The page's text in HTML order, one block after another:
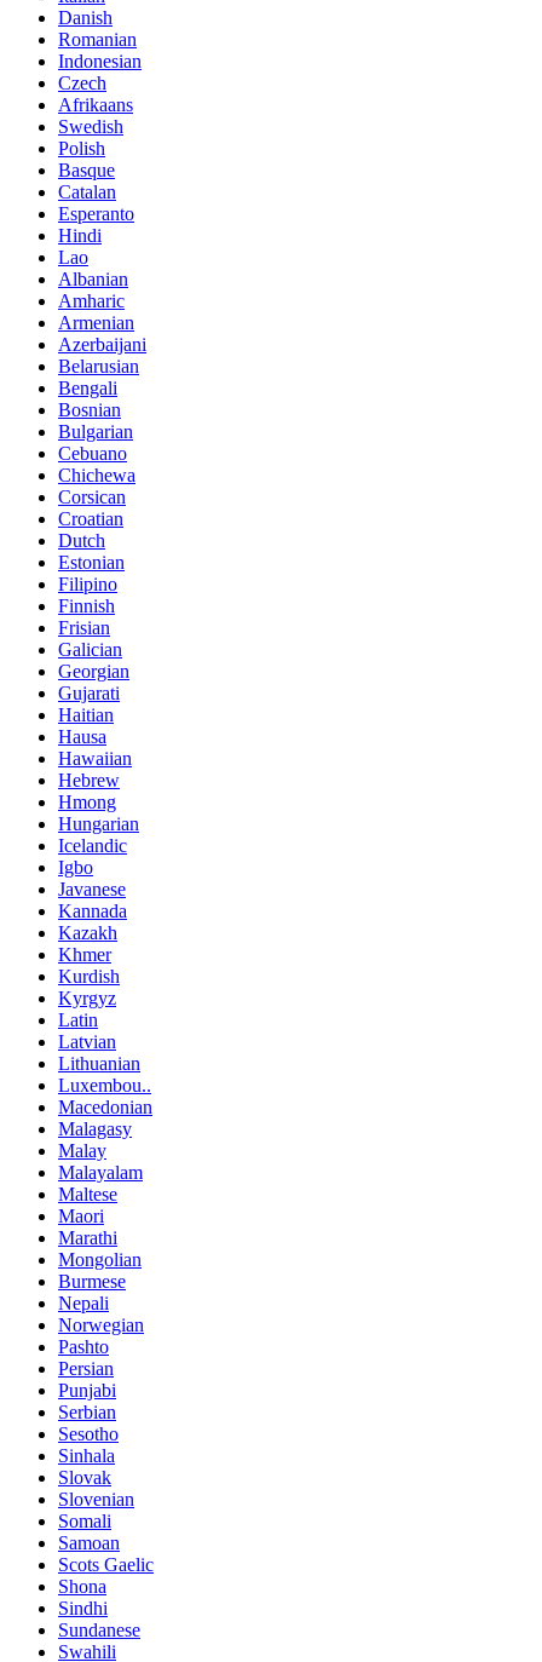
Danish
Romanian
Indonesian
Czech
Afrikaans
Swedish
Polish
Basque
Catalan
Esperanto
Hindi
Lao
Albanian
Amharic
Armenian
Azerbaijani
Belarusian
Bengali
Bosnian
Bulgarian
Cebuano
Chichewa
Corsican
Croatian
Dutch
Estonian
Filipino
Finnish
Frisian
Galician
Georgian
Gujarati
Haitian
Hausa
Hawaiian
Hebrew
Hmong
Hungarian
Icelandic
Igbo
Javanese
Kannada
Kazakh
Khmer
Kurdish
Kyrgyz
Latin
Latvian
Lithuanian
Luxembou..
Macedonian
Malagasy
Malay
Malayalam
Maltese
Maori
Marathi
Mongolian
Burmese
Nepali
Norwegian
Pashto
Persian
Punjabi
Serbian
Sesotho
Sinhala
Slovak
Slovenian
Somali
Samoan
Scots Gaelic
Shona
Sindhi
Sundanese
Swahili